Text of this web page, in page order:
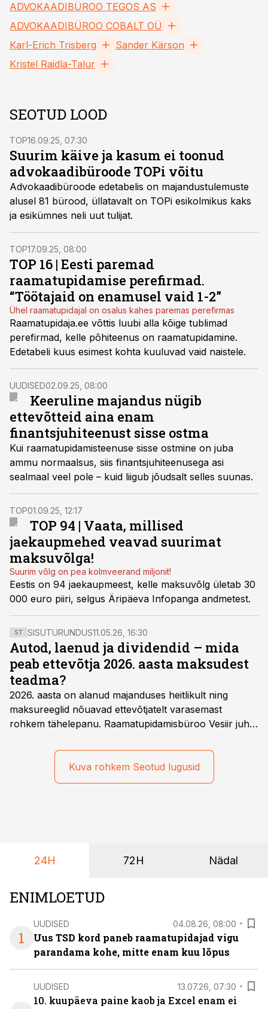
ADVOKAADIBÜROO TEGOS AS
ADVOKAADIBÜROO COBALT OÜ
Karl-Erich Trisberg
Sander Kärson
Kristel Raidla-Talur
SEOTUD LOOD
TOP16.09.25, 07:30
Suurim käive ja kasum ei toonud
advokaadibüroode TOPi võitu
Advokaadibüroode edetabelis on majandustulemuste
alusel 81 bürood, üllatavalt on TOPi esikolmikus kaks
ja esikümnes neli uut tulijat.
TOP17.09.25, 08:00
TOP 16 | Eesti paremad
raamatupidamise perefirmad.
“Töötajaid on enamusel vaid 1-2”
Ühel raamatupidajal on osalus kahes paremas perefirmas
Raamatupidaja.ee võttis luubi alla kõige tublimad
perefirmad, kelle põhiteenus on raamatupidamine.
Edetabeli kuus esimest kohta kuuluvad vaid naistele.
UUDISED02.09.25, 08:00
Keeruline majandus nügib
ettevõtteid aina enam
finantsjuhiteenust sisse ostma
Kui raamatupidamisteenuse sisse ostmine on juba
ammu normaalsus, siis finantsjuhiteenusega asi
sealmaal veel pole – kuid liigub jõudsalt selles suunas.
TOP01.09.25, 12:17
TOP 94 | Vaata, millised
jaekaupmehed veavad suurimat
maksuvõlga!
Suurim võlg on pea kolmveerand miljonit!
Eestis on 94 jaekaupmeest, kelle maksuvõlg ületab 30
000 euro piiri, selgus Äripäeva Infopanga andmetest.
ST SISUTURUNDUS11.05.26, 16:30
Autod, laenud ja dividendid – mida
peab ettevõtja 2026. aasta maksudest
teadma?
2026. aasta on alanud majanduses heitlikult ning
maksureeglid nõuavad ettevõtjatelt varasemast
rohkem tähelepanu. Raamatupidamisbüroo Vesiir juht
mõjutavad enim auto kasutamist, laenusuhteid ja
dividendide maksustamist ning kus peituvad suurimad
riskikohad.
Kuva rohkem Seotud lugusid
24H 72H Nädal
ENIMLOETUD
1
UUDISED 04.08.26, 08:00
Uus TSD kord paneb raamatupidajad vigu
parandama kohe, mitte enam kuu lõpus
UUDISED 13.07.26, 07:30
10. kuupäeva paine kaob ja Excel enam ei